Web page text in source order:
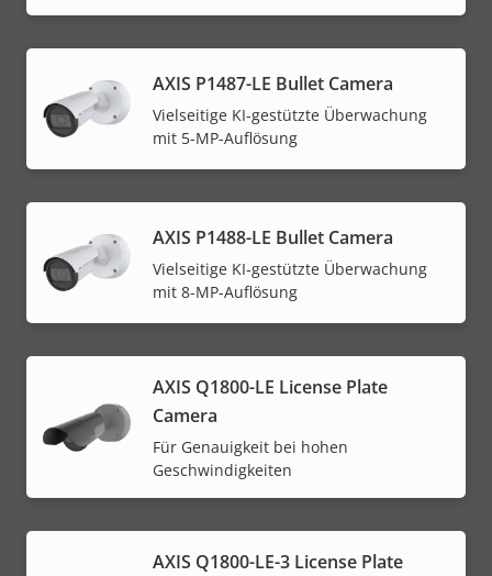
AXIS P1487-LE Bullet Camera
Vielseitige KI-gestützte Überwachung
mit 5-MP-Auflösung
AXIS P1488-LE Bullet Camera
Vielseitige KI-gestützte Überwachung
mit 8-MP-Auflösung
AXIS Q1800-LE License Plate
Camera
Für Genauigkeit bei hohen
Geschwindigkeiten
AXIS Q1800-LE-3 License Plate